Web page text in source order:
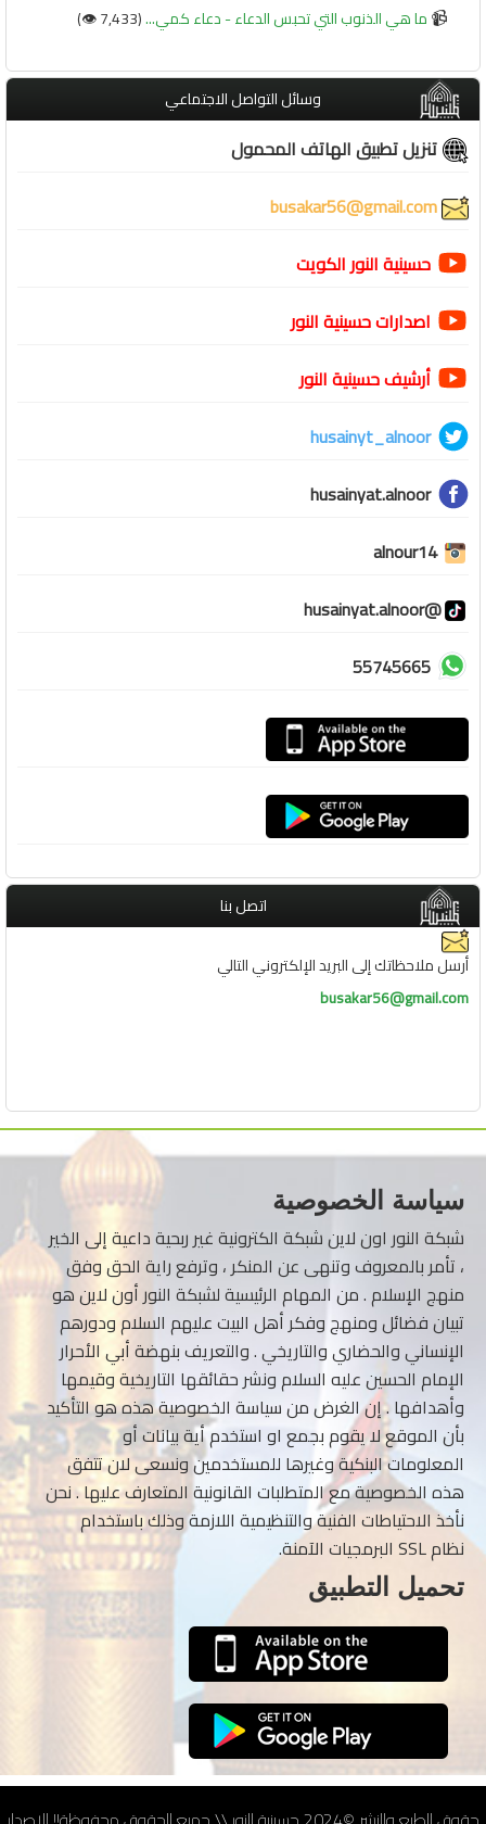
📹ما هي الذنوب التي تحبس الدعاء - دعاء كمي...(7,433 👁️)
وسائل التواصل الاجتماعي
تنزيل تطبيق الهاتف المحمول
حسينية النور الكويت
اصدارات حسينية النور
أرشيف حسينية النور
husainyt_alnoor
husainyat.alnoor
alnour14
@husainyat.alnoor
55745665
اتصل بنا
أرسل ملاحظاتك إلى البريد الإلكتروني التالي
busakar56@gmail.com
سياسة الخصوصية
شبكة النور اون لاين شبكة الكترونية غير ربحية داعية إلى الخير
، تأمر بالمعروف وتنهى عن المنكر ، وترفع راية الحق وفق
منهج الإسلام . من المهام الرئيسية لشبكة النور أون لاين هو
تبيان فضائل ومنهج وفكر أهل البيت عليهم السلام ودورهم
الإنساني والحضاري والتاريخي . والتعريف بنهضة أبي الأحرار
الإمام الحسين عليه السلام ونشر حقائقها التاريخية وقيمها
وأهدافها . إن الغرض من سياسة الخصوصية هذه هو التأكيد
بأن الموقع لا يقوم بجمع او استخدم أية بيانات أو
المعلومات البنكية وغيرها للمستخدمين ونسعى لان تتفق
هذه الخصوصية مع المتطلبات القانونية المتعارف عليها . نحن
نأخذ الاحتياطات الفنية والتنظيمية اللازمة وذلك باستخدام
نظام SSL البرمجيات الآمنة.
تحميل التطبيق